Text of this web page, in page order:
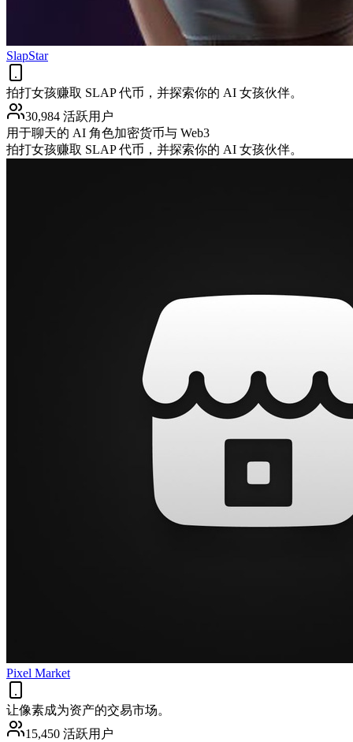
SlapStar
拍打女孩赚取 SLAP 代币，并探索你的 AI 女孩伙伴。
30,984 活跃用户
用于聊天的 AI 角色加密货币与 Web3
拍打女孩赚取 SLAP 代币，并探索你的 AI 女孩伙伴。
Pixel Market
让像素成为资产的交易市场。
15,450 活跃用户